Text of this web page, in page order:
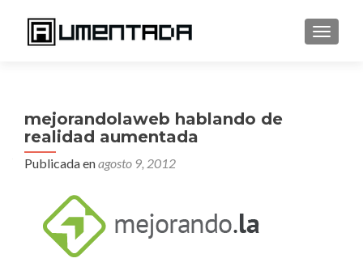
mejorandolaweb hablando de
realidad aumentada
Publicada enagosto 9, 2012